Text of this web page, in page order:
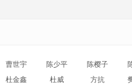
曹世宇 陈少平 陈樱子
杜金鑫 杜威 方抗